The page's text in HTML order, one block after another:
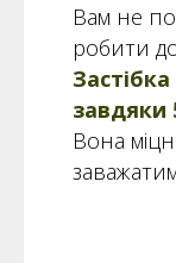
Вам не
робити
завдяки
Вона